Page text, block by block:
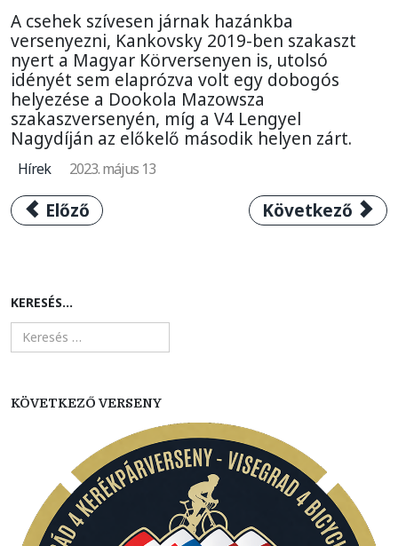
A csehek szívesen járnak hazánkba
versenyezni, Kankovsky 2019-ben szakaszt
nyert a Magyar Körversenyen is, utolsó
idényét sem elaprózva volt egy dobogós
helyezése a Dookola Mazowsza
szakaszversenyén, míg a V4 Lengyel
Nagydíján az előkelő második helyen zárt.
Hírek 2023. május 13
Előző cikk: Marek Canecky pályafutása
Előző Következő
Következő
KERESÉS...
KÖVETKEZŐ VERSENY